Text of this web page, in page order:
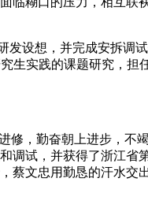
设想，并完成安拆调
生实践的课题研究，担
，勤奋朝上进步，不
调试，并获得了浙江省
蔡文忠用勤恳的汗水交